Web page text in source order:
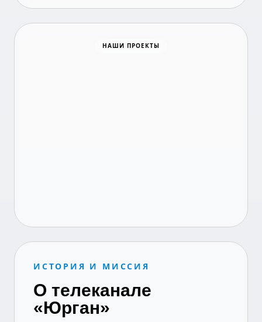
НАШИ ПРОЕКТЫ
Время новостей
ИСТОРИЯ И МИССИЯ
О телеканале
«Юрган»